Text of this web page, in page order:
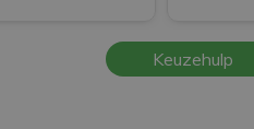
een paar vragen en vind de beste
en LED tuinverlichting.
Keuzehulp